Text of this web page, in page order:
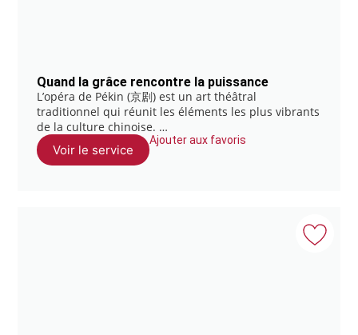
Quand la grâce rencontre la puissance
L’opéra de Pékin (京剧) est un art théâtral
traditionnel qui réunit les éléments les plus vibrants
de la culture chinoise. …
Voir le service
Ajouter aux favoris